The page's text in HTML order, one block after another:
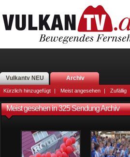
Vulkantv NEU Archiv
Kürzlich hinzugefügt | Meist angesehen | Zufällig
Meist gesehen in 325 Sendung Archiv